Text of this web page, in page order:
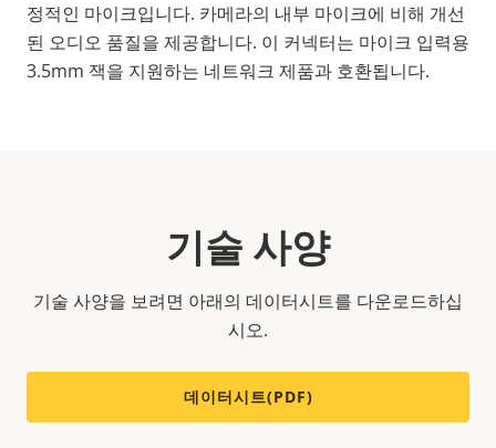
정적인 마이크입니다. 카메라의 내부 마이크에 비해 개선
된 오디오 품질을 제공합니다. 이 커넥터는 마이크 입력용
3.5mm 잭을 지원하는 네트워크 제품과 호환됩니다.
기술 사양
기술 사양을 보려면 아래의 데이터시트를 다운로드하십
시오.
데이터시트(PDF)